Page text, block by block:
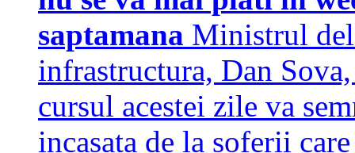
saptamana Ministrul
infrastructura, Dan
cursul acestei zile va
incasata de la soferii